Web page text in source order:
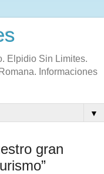
Elpidio Sin Limites.
Informaciones
▼
gran